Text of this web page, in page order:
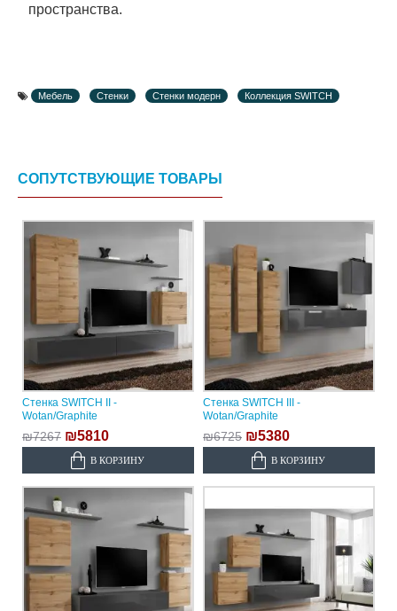
пространства.
Мебель Стенки Стенки модерн Коллекция SWITCH
СОПУТСТВУЮЩИЕ ТОВАРЫ
Стенка SWITCH II -
Wotan/Graphite
₪7267 ₪5810
В КОРЗИНУ
Стенка SWITCH III -
Wotan/Graphite
₪6725 ₪5380
В КОРЗИНУ